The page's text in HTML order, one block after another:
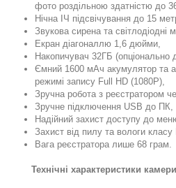
фото роздільною здатністю до
Нічна ІЧ підсвічування до 15
Звукова сирена та світлодіодні
Екран діагоналлю 1,6 дюйми,
Накопичувач 32ГБ (опціонально
Ємний 1600 мАч акумулятор та
режимі запису Full HD (1080P),
Зручна робота з реєстратором
Зручне підключення USB до ПК,
Надійний захист доступу до
Захист від пилу та вологи класу
Вага реєстратора лише 68 грам.
Технічні характеристики камери